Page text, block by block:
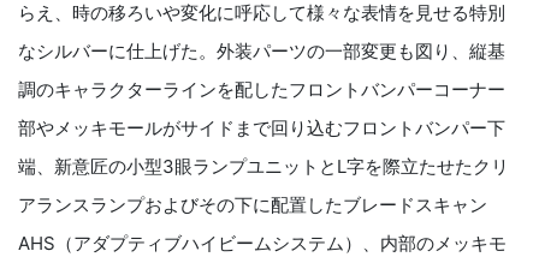
らえ、時の移ろいや変化に呼応して様々な表情を見せる特別
なシルバーに仕上げた。外装パーツの一部変更も図り、縦基
調のキャラクターラインを配したフロントバンパーコーナー
部やメッキモールがサイドまで回り込むフロントバンパー下
端、新意匠の小型3眼ランプユニットとL字を際立たせたクリ
アランスランプおよびその下に配置したブレードスキャン
AHS（アダプティブハイビームシステム）、内部のメッキモ